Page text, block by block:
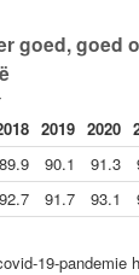
goed, goed
2019 2020
89.9 90.1 91.3
92.7 91.7 93.1
19-pandemie